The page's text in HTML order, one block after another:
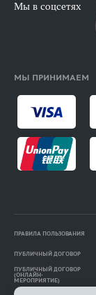
Мы в соцсетях
МЫ ПРИНИМАЕМ
ПРАВИЛА ПОЛЬЗОВАНИЯ
ПУБЛИЧНЫЙ ДОГОВОР
ПУБЛИЧНЫЙ ДОГОВОР
(ОНЛАЙН-
МЕРОПРИЯТИЕ)